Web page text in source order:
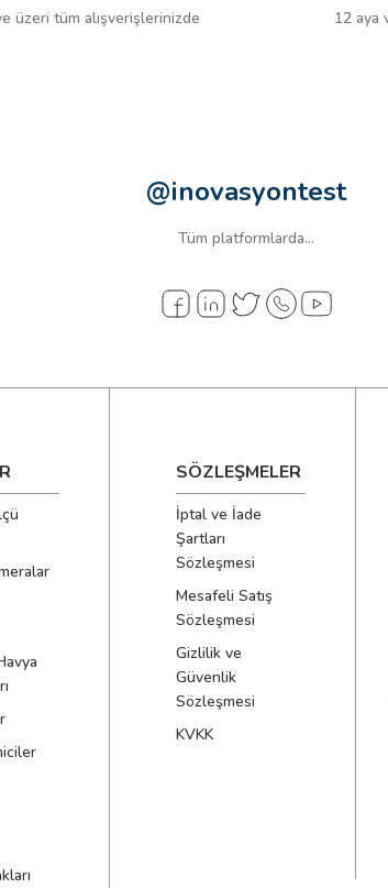
üzeri tüm alışverişlerinizde 12 aya
@inovasyontest
Tüm platformlarda...
SÖZLEŞMELER
İptal ve İade
Şartları
Sözleşmesi
Mesafeli Satış
Sözleşmesi
Gizlilik ve
Güvenlik
Sözleşmesi
KVKK